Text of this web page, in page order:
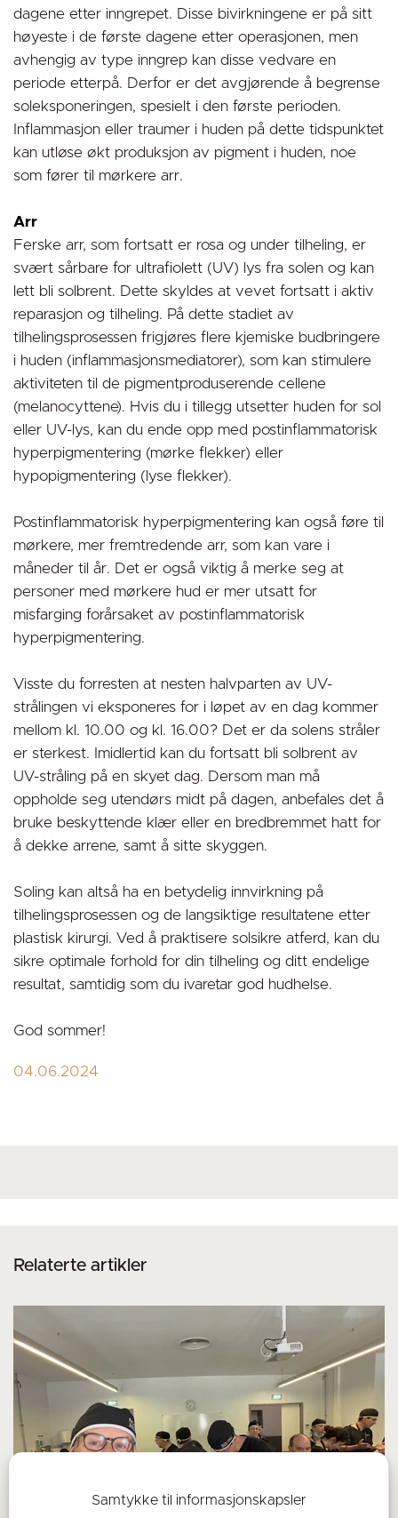
dagene etter inngrepet. Disse bivirkningene er på sitt
høyeste i de første dagene etter operasjonen, men
avhengig av type inngrep kan disse vedvare en
periode etterpå. Derfor er det avgjørende å begrense
soleksponeringen, spesielt i den første perioden.
Inflammasjon eller traumer i huden på dette tidspunktet
kan utløse økt produksjon av pigment i huden, noe
som fører til mørkere arr.
Arr
Ferske arr, som fortsatt er rosa og under tilheling, er
svært sårbare for ultrafiolett (UV) lys fra solen og kan
lett bli solbrent. Dette skyldes at vevet fortsatt i aktiv
reparasjon og tilheling. På dette stadiet av
tilhelingsprosessen frigjøres flere kjemiske budbringere
i huden (inflammasjonsmediatorer), som kan stimulere
aktiviteten til de pigmentproduserende cellene
(melanocyttene). Hvis du i tillegg utsetter huden for sol
eller UV-lys, kan du ende opp med postinflammatorisk
hyperpigmentering (mørke flekker) eller
hypopigmentering (lyse flekker).
Postinflammatorisk hyperpigmentering kan også føre til
mørkere, mer fremtredende arr, som kan vare i
måneder til år. Det er også viktig å merke seg at
personer med mørkere hud er mer utsatt for
misfarging forårsaket av postinflammatorisk
hyperpigmentering.
Visste du forresten at nesten halvparten av UV-
strålingen vi eksponeres for i løpet av en dag kommer
mellom kl. 10.00 og kl. 16.00? Det er da solens stråler
er sterkest. Imidlertid kan du fortsatt bli solbrent av
UV-stråling på en skyet dag. Dersom man må
oppholde seg utendørs midt på dagen, anbefales det å
bruke beskyttende klær eller en bredbremmet hatt for
å dekke arrene, samt å sitte skyggen.
Soling kan altså ha en betydelig innvirkning på
tilhelingsprosessen og de langsiktige resultatene etter
plastisk kirurgi. Ved å praktisere solsikre atferd, kan du
sikre optimale forhold for din tilheling og ditt endelige
resultat, samtidig som du ivaretar god hudhelse.
God sommer!
04.06.2024
Relaterte artikler
Samtykke til informasjonskapsler